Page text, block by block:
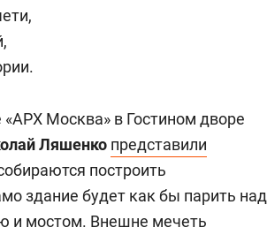
Москва» в Гостином дворе
Ляшенко представили
построить
здание будет как бы парить над
и мостом. Внешне мечеть